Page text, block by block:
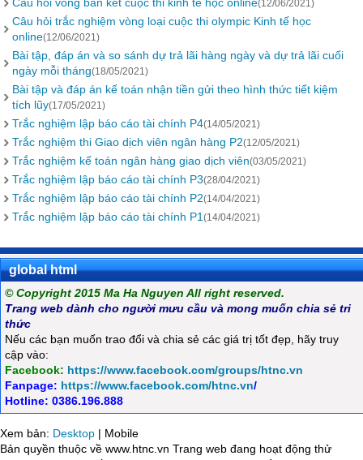
(12/06/2021)
Câu hỏi trắc nghiệm vòng loại cuộc thi olympic Kinh tế học
online(12/06/2021)
Bài tập, đáp án và so sánh dự trả lãi hàng ngày và dự trả lãi cuối
ngày mỗi tháng(18/05/2021)
Bài tập và đáp án kế toán nhận tiền gửi theo hình thức tiết kiệm
tích lũy(17/05/2021)
Trắc nghiệm lập báo cáo tài chính P4(14/05/2021)
Trắc nghiệm thi Giao dịch viên ngân hàng P2(12/05/2021)
Trắc nghiệm kế toán ngân hàng giao dịch viên(03/05/2021)
Trắc nghiệm lập báo cáo tài chính P3(28/04/2021)
Trắc nghiệm lập báo cáo tài chính P2(14/04/2021)
Trắc nghiệm lập báo cáo tài chính P1 (14/04/2021)
global html
© Copyright 2015 Ma Ha Nguyen All right reserved.
Trang web dành cho người mưu cầu và mong muốn chia sẻ tri
thức
Nếu các bạn muốn trao đổi và chia sẻ các giá trị tốt đẹp, hãy truy
cập vào:
Facebook: https://www.facebook.com/groups/htnc.vn
Fanpage: https://www.facebook.com/htnc.vn/
Hotline: 0386.196.888
Xem bản: Desktop | Mobile
Bản quyền thuộc về www.htnc.vn Trang web đang hoạt động thử